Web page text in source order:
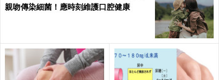
親吻傳染細菌！應時刻維護口腔健康